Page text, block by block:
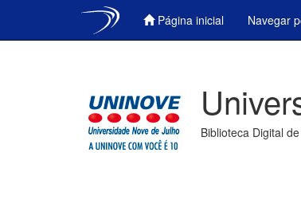
Página inicial Navegar
Biblioteca Digital